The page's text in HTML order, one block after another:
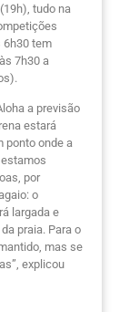
tudo na
6h30 tem
7h30 a
a previsão
estará
ponto onde a
por
o
largada e
praia. Para o
mas se
explicou